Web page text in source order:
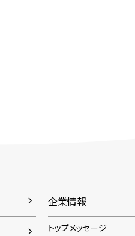
企業情報
トップメッセージ